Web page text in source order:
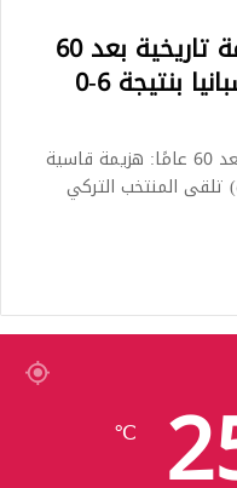
المنتخب التركي يعيش صدمة تاريخية بعد 60
عامًا: هزيمة قاسية أمام إسبانيا بنتيجة 6-0
المنتخب التركي يعيش صدمة تاريخية بعد 60 عامًا: هزيمة قاسية
المباراة) تلقى المنتخب التركي
℃